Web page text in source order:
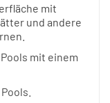
mit
und andere
mit einem